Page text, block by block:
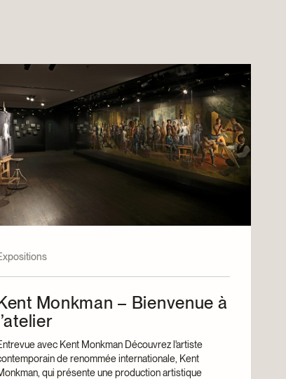
Monkman – Bienvenue à
avec Kent Monkman Découvrez l'artiste
de renommée internationale, Kent
qui présente une production artistique